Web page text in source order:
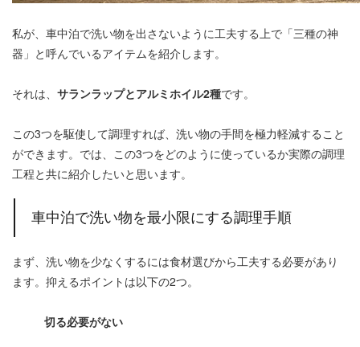
私が、車中泊で洗い物を出さないように工夫する上で「三種の神
器」と呼んでいるアイテムを紹介します。
それは、 サランラップとアルミホイル2種です。
この3つを駆使して調理すれば、洗い物の手間を極力軽減すること
ができます。では、この3つをどのように使っているか実際の調理
工程と共に紹介したいと思います。
車中泊で洗い物を最小限にする調理手順
まず、洗い物を少なくするには食材選びから工夫する必要があり
ます。抑えるポイントは以下の2つ。
切る必要がない